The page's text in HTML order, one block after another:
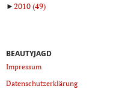
►2010(49)
BEAUTYJAGD
Impressum
Datenschutzerklärung